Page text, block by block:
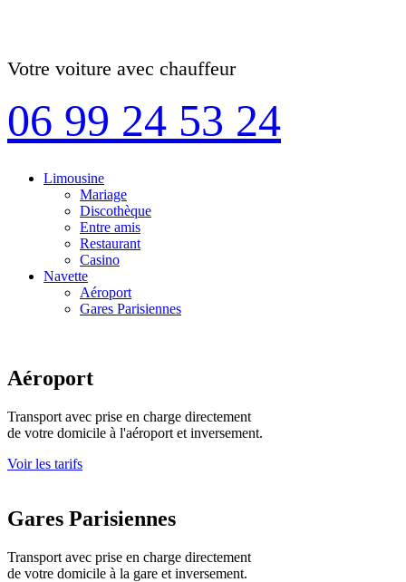
Votre voiture avec chauffeur
06 99 24 53 24
Limousine
Mariage
Discothèque
Entre amis
Restaurant
Casino
Navette
Aéroport
Gares Parisiennes
Aéroport
Transport avec prise en charge directement
de votre domicile à l'aéroport et inversement.
Voir les tarifs
Gares Parisiennes
Transport avec prise en charge directement
de votre domicile à la gare et inversement.